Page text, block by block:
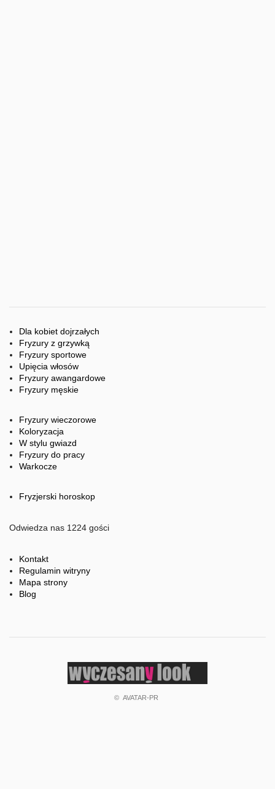
Dla kobiet dojrzałych
Fryzury z grzywką
Fryzury sportowe
Upięcia włosów
Fryzury awangardowe
Fryzury męskie
Fryzury wieczorowe
Koloryzacja
W stylu gwiazd
Fryzury do pracy
Warkocze
Fryzjerski horoskop
Odwiedza nas 1224 gości
Kontakt
Regulamin witryny
Mapa strony
Blog
©AVATAR-PR